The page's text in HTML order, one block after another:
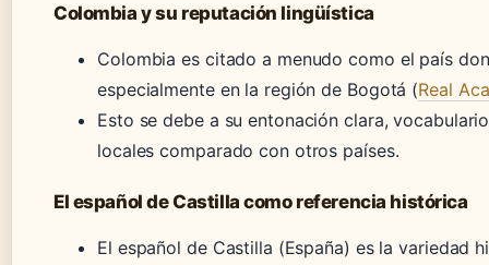
Colombia y su reputación lingüística
Colombia es citado a menudo como el país
especialmente en la región de Bogotá (Real
Esto se debe a su entonación clara,
locales comparado con otros países.
El español de Castilla como referencia histórica
El español de Castilla (España) es la variedad